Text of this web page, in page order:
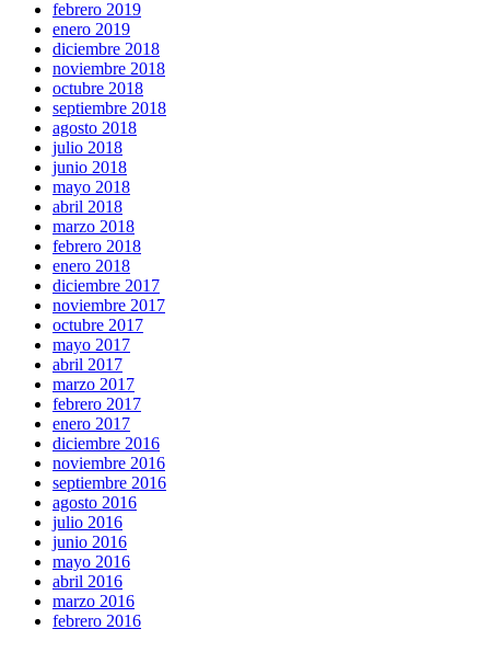
febrero 2019
enero 2019
diciembre 2018
noviembre 2018
octubre 2018
septiembre 2018
agosto 2018
julio 2018
junio 2018
mayo 2018
abril 2018
marzo 2018
febrero 2018
enero 2018
diciembre 2017
noviembre 2017
octubre 2017
mayo 2017
abril 2017
marzo 2017
febrero 2017
enero 2017
diciembre 2016
noviembre 2016
septiembre 2016
agosto 2016
julio 2016
junio 2016
mayo 2016
abril 2016
marzo 2016
febrero 2016